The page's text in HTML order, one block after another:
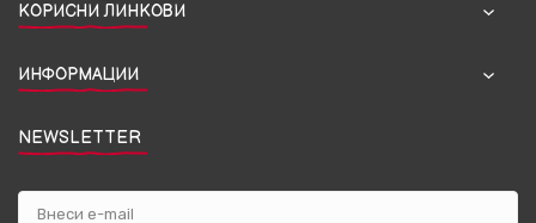
КОРИСНИ ЛИНКОВИ
ИНФОРМАЦИИ
NEWSLETTER